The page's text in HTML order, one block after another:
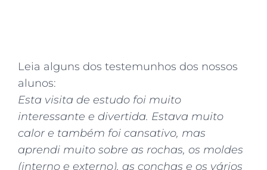
Leia alguns dos testemunhos dos nossos
alunos:
Esta visita de estudo foi muito
interessante e divertida. Estava muito
calor e também foi cansativo, mas
aprendi muito sobre as rochas, os moldes
(interno e externo), as conchas e os vários